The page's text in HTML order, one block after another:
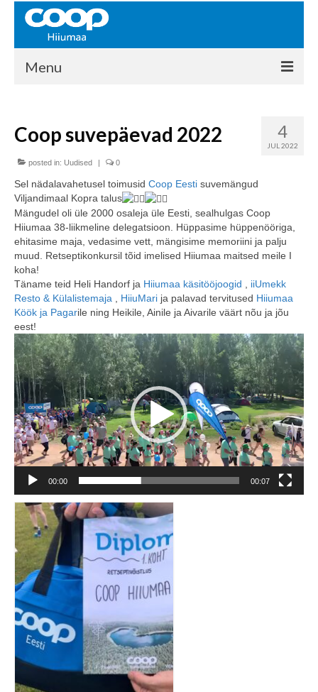
Menu
Kontakt
Liikmed
Ajalugu
KAUPLUSED
EHITUSKESKUS
KAUBAMAJA
KAMPAANIAD
COOP KLIENDIKAART
KINKEKAART
PAKUME TÖÖD
HIIUMAA KÖÖK JA PAGAR
MEIE PANUS
4
JUL 2022
Coop suvepäevad 2022
posted in: Uudised | 0
Sel nädalavahetusel toimusid Coop Eesti suvemängud
Viljandimaal Kopra talus
Mängudel oli üle 2000 osaleja üle Eesti, sealhulgas Coop
Hiiumaa 38-liikmeline delegatsioon. Hüppasime hüppenööriga,
ehitasime maja, vedasime vett, mängisime memoriini ja palju
muud. Retseptikonkursil tõid imelised Hiiumaa maitsed meile I
koha!
Täname teid Heli Handorf ja Hiiumaa käsitööjoogid , iiUmekk
Resto & Külalistemaja , HiiuMari ja palavad tervitused Hiiumaa
Köök ja Pagarile ning Heikile, Ainile ja Aivarile väärt nõu ja jõu
eest!
Video
Player
00:00 00:07